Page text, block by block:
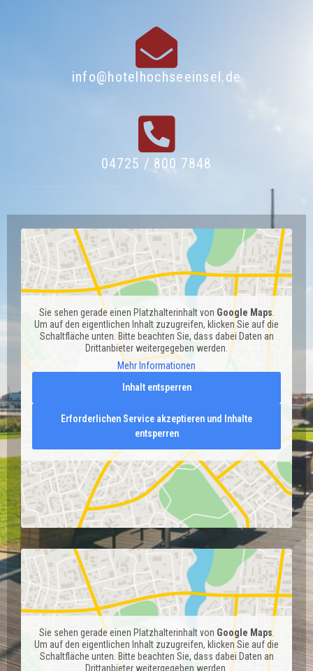
info@hotelhochseeinsel.de
04725 / 800 7848
Sie sehen gerade einen Platzhalterinhalt von Google Maps.
Um auf den eigentlichen Inhalt zuzugreifen, klicken Sie auf die
Schaltfläche unten. Bitte beachten Sie, dass dabei Daten an
Drittanbieter weitergegeben werden.
Mehr Informationen
Inhalt entsperren
Erforderlichen Service akzeptieren und Inhalte
entsperren
Sie sehen gerade einen Platzhalterinhalt von Google Maps.
Um auf den eigentlichen Inhalt zuzugreifen, klicken Sie auf die
Schaltfläche unten. Bitte beachten Sie, dass dabei Daten an
Drittanbieter weitergegeben werden.